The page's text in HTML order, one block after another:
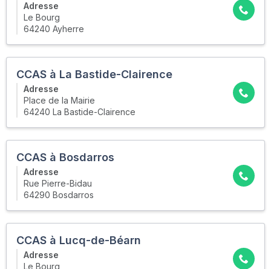
Adresse
Le Bourg
64240 Ayherre
CCAS à La Bastide-Clairence
Adresse
Place de la Mairie
64240 La Bastide-Clairence
CCAS à Bosdarros
Adresse
Rue Pierre-Bidau
64290 Bosdarros
CCAS à Lucq-de-Béarn
Adresse
Le Bourg